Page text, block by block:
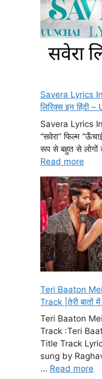
Savera Lyrics
लिरिक्स इन हिंदी
Savera Lyrics
“सवेरा” फिल्म
रूप से बहुत से
Read more
Teri Baaton
Track |तेरी बातों में
Teri Baaton
Track :Teri
Title Track
sung by
… Read more